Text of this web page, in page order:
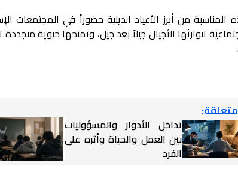
من أبرز الأعياد الدينية حضوراً في المجتمعات
تتوارثها الأجيال جيلاً بعد جيل، وتمنحها حيوية
متعلقة:
تداخل الأدوار والمسؤوليات
بين العمل والحياة وأثره على
الفرد